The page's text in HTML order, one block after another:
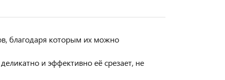
благодаря которым их можно
и эффективно её срезает, не